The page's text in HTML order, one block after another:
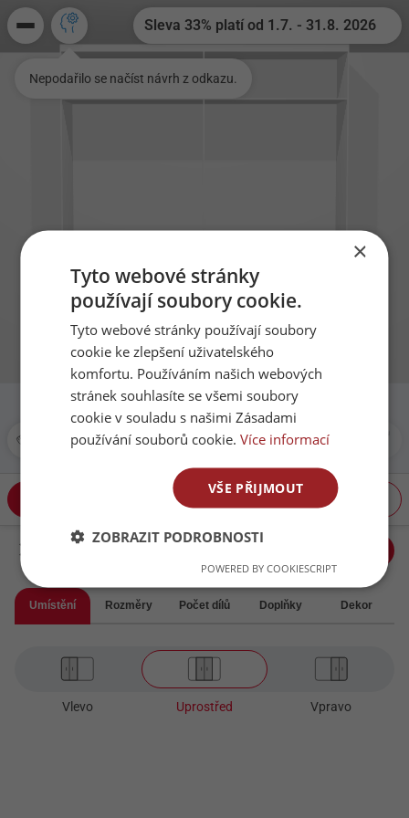
Interiér
Skříň
Umístění Rozměry Počet dílů Doplňky Dekor
Vlevo Uprostřed Vpravo
Prázdninová akce
Prázdninová sleva 33% od 1.7. -
31.8.2026 a dárek k zakázce nad 50
000,- Kč
Využijte naši nabídku na 33%
slevu na vestavěné skříně a
kávovar k zakázce nad 50
Sleva 33% platí od 1.7. - 31.8. 2026
Nepodařilo se načíst návrh z odkazu.
×
Tyto webové stránky
používají soubory cookie.
Tyto webové stránky používají soubory
cookie ke zlepšení uživatelského
komfortu. Používáním našich webových
stránek souhlasíte se všemi soubory
cookie v souladu s našimi Zásadami
používání souborů cookie.Více informací
VŠE PŘIJMOUT
ZOBRAZIT PODROBNOSTI
POWERED BY COOKIESCRIPT